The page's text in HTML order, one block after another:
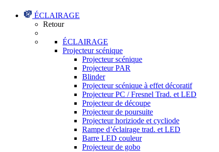
ÉCLAIRAGE
Retour
ÉCLAIRAGE
Projecteur scénique
Projecteur scénique
Projecteur PAR
Blinder
Projecteur scénique à effet décoratif
Projecteur PC / Fresnel Trad. et LED
Projecteur de découpe
Projecteur de poursuite
Projecteur horiziode et cycliode
Rampe d’éclairage trad. et LED
Barre LED couleur
Projecteur de gobo